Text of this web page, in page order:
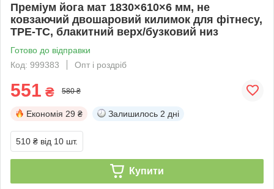
Преміум йога мат 1830×610×6 мм, не
ковзаючий двошаровий килимок для фітнесу,
TPE-ТС, блакитний верх/бузковий низ
Готово до відправки
Код: 999383
Опт і роздріб
551 ₴ 580 ₴
Економія 29 ₴ Залишилось 2 дні
510 ₴ від 10 шт.
Купити